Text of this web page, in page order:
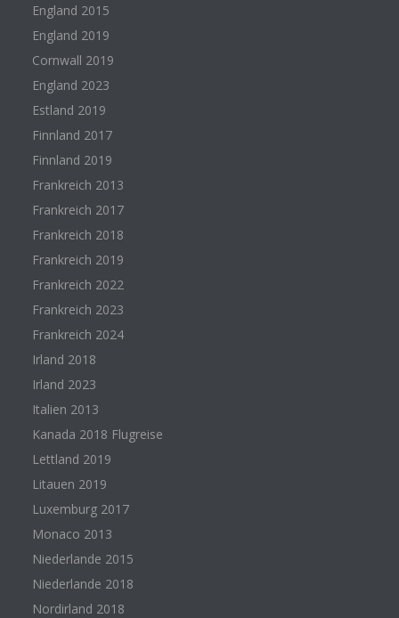
England 2015
England 2019
Cornwall 2019
England 2023
Estland 2019
Finnland 2017
Finnland 2019
Frankreich 2013
Frankreich 2017
Frankreich 2018
Frankreich 2019
Frankreich 2022
Frankreich 2023
Frankreich 2024
Irland 2018
Irland 2023
Italien 2013
Kanada 2018 Flugreise
Lettland 2019
Litauen 2019
Luxemburg 2017
Monaco 2013
Niederlande 2015
Niederlande 2018
Nordirland 2018